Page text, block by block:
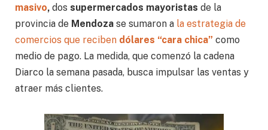
masivo, dos supermercados mayoristas de la
provincia de Mendoza se sumaron a la estrategia de
comercios que reciben dólares “cara chica” como
medio de pago. La medida, que comenzó la cadena
Diarco la semana pasada, busca impulsar las ventas y
atraer más clientes.